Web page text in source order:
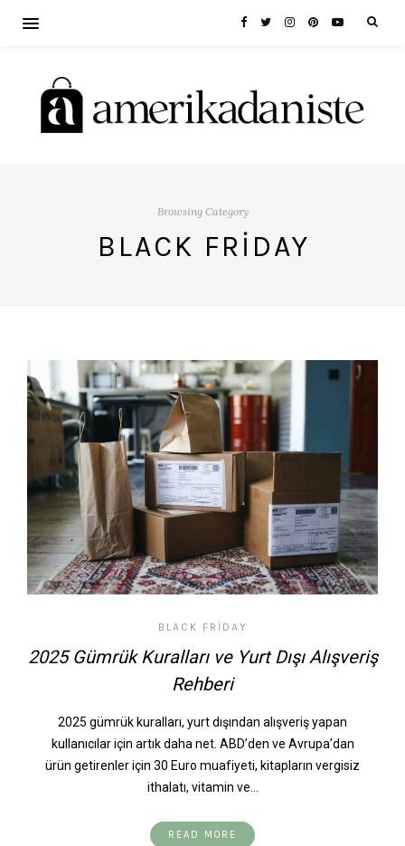
Browsing Category
BLACK FRIDAY
BLACK FRIDAY
2025 Gümrük Kuralları ve Yurt Dışı Alışveriş
Rehberi
2025 gümrük kuralları, yurt dışından alışveriş yapan
kullanıcılar için artık daha net. ABD’den ve Avrupa’dan
ürün getirenler için 30 Euro muafiyeti, kitapların vergisiz
ithalatı, vitamin ve…
READ MORE